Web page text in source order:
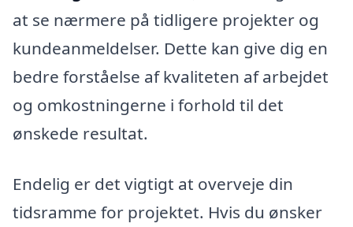
at se nærmere på tidligere projekter og
kundeanmeldelser. Dette kan give dig en
bedre forståelse af kvaliteten af arbejdet
og omkostningerne i forhold til det
ønskede resultat.
Endelig er det vigtigt at overveje din
tidsramme for projektet. Hvis du ønsker